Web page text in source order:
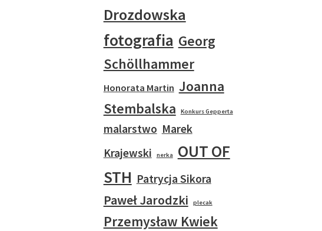
Drozdowska
fotografia Georg
Schöllhammer
Honorata Martin Joanna
Stembalska
Konkurs Gepperta
malarstwo Marek
Krajewski
nerka
OUT OF
STH Patrycja Sikora
Paweł Jarodzki plecak
Przemysław Kwiek